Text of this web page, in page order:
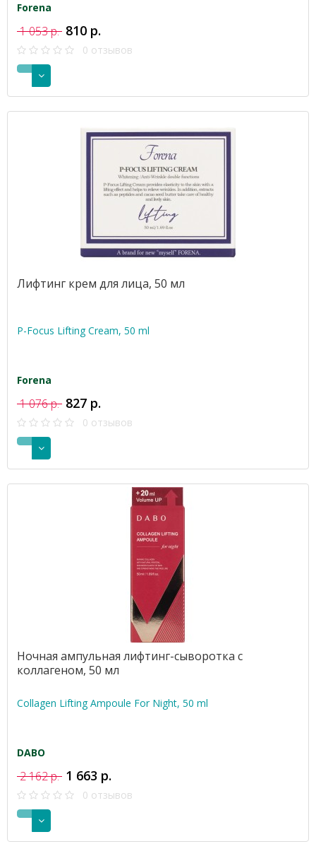
Forena
1 053 р. 810 р.
0 отзывов
Лифтинг крем для лица, 50 мл
P-Focus Lifting Cream, 50 ml
Forena
1 076 р. 827 р.
0 отзывов
Ночная ампульная лифтинг-сыворотка с
коллагеном, 50 мл
Collagen Lifting Ampoule For Night, 50 ml
DABO
2 162 р. 1 663 р.
0 отзывов